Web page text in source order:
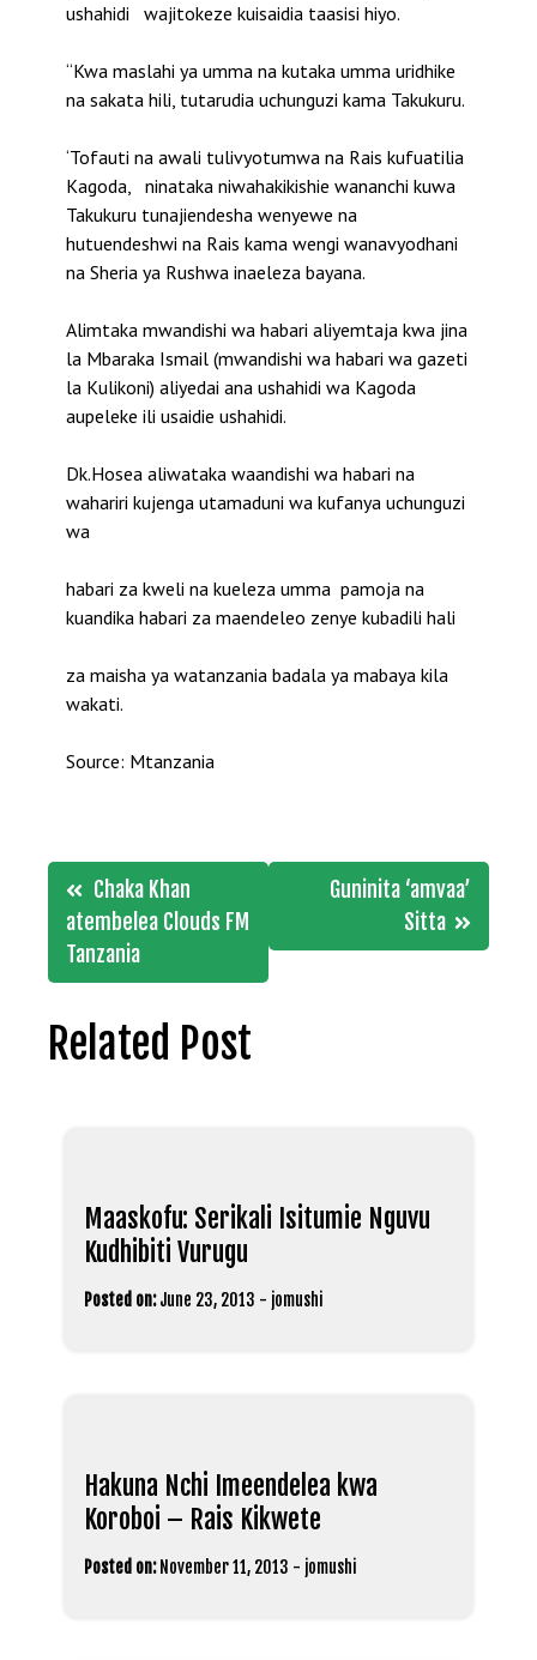
ushahidi wajitokeze kuisaidia taasisi hiyo.
“Kwa maslahi ya umma na kutaka umma uridhike
na sakata hili, tutarudia uchunguzi kama Takukuru.
‘Tofauti na awali tulivyotumwa na Rais kufuatilia
Kagoda, ninataka niwahakikishie wananchi kuwa
Takukuru tunajiendesha wenyewe na
hutuendeshwi na Rais kama wengi wanavyodhani
na Sheria ya Rushwa inaeleza bayana.
Alimtaka mwandishi wa habari aliyemtaja kwa jina
la Mbaraka Ismail (mwandishi wa habari wa gazeti
la Kulikoni) aliyedai ana ushahidi wa Kagoda
aupeleke ili usaidie ushahidi.
Dk.Hosea aliwataka waandishi wa habari na
wahariri kujenga utamaduni wa kufanya uchunguzi
wa
habari za kweli na kueleza umma pamoja na
kuandika habari za maendeleo zenye kubadili hali
za maisha ya watanzania badala ya mabaya kila
wakati.
Source: Mtanzania
Post
navigation
Chaka Khan
atembelea Clouds FM
Tanzania
Guninita ‘amvaa’
Sitta
Related Post
Maaskofu: Serikali Isitumie Nguvu
Kudhibiti Vurugu
Posted on: June 23, 2013 - jomushi
Hakuna Nchi Imeendelea kwa
Koroboi – Rais Kikwete
Posted on: November 11, 2013 - jomushi